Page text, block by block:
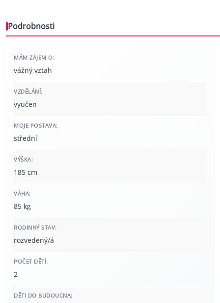
Podrobnosti
MÁM ZÁJEM O:
vážný vztah
VZDĚLÁNÍ:
vyučen
MOJE POSTAVA:
střední
VÝŠKA:
185 cm
VÁHA:
85 kg
RODINNÝ STAV:
rozvedený/á
POČET DĚTÍ:
2
DĚTI DO BUDOUCNA: